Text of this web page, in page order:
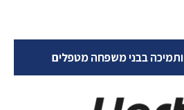
בבני משפחה מטפלים